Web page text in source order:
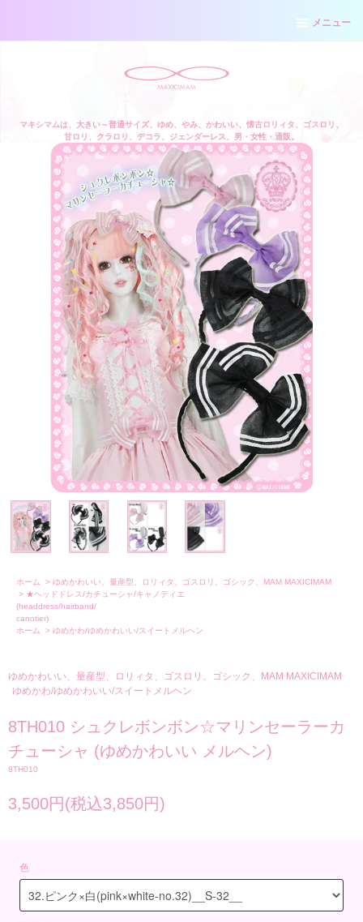
メニュー
マキシマムは、大きい～普通サイズ、ゆめ、やみ、かわいい、懐古ロリィタ、ゴスロリ、
甘ロリ、クラロリ、デコラ、ジェンダーレス、男・女性・通販。
ホーム > ゆめかわいい、量産型、ロリィタ、ゴスロリ、ゴシック、MAM MAXICIMAM
> ★ヘッドドレス/カチューシャ/キャノティエ
(headdress/hairband/
canotier)
ホーム
> ゆめかわ/ゆめかわいい/スイートメルヘン
ゆめかわいい、量産型、ロリィタ、ゴスロリ、ゴシック、MAM MAXICIMAM
ゆめかわ/ゆめかわいい/スイートメルヘン
8TH010 シュクレボンボン☆マリンセーラーカ
チューシャ (ゆめかわいい メルヘン)
8TH010
3,500円(税込3,850円)
色